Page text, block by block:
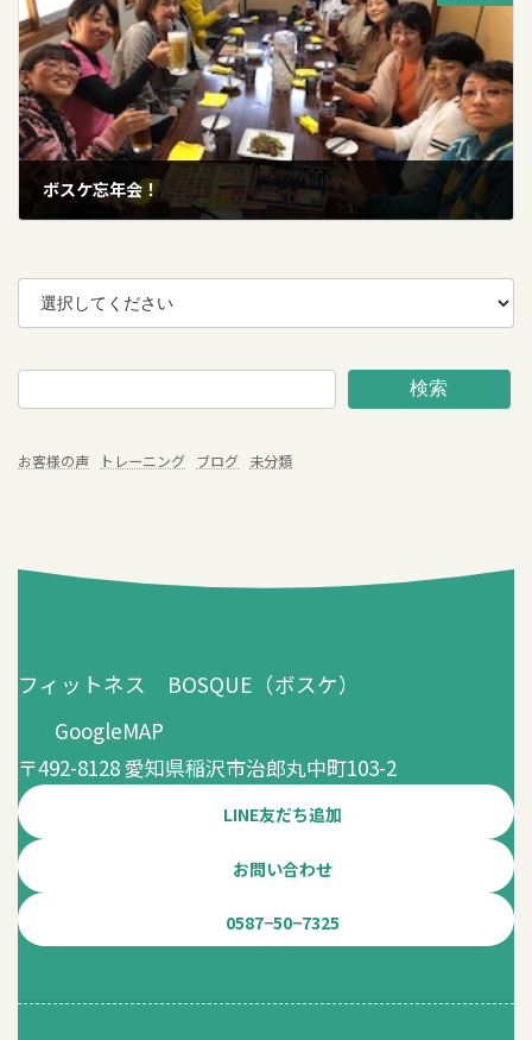
ボスケ忘年会！
検索
お客様の声 トレーニング ブログ 未分類
フィットネス BOSQUE（ボスケ）
GoogleMAP
〒492-8128 愛知県稲沢市治郎丸中町103-2
LINE友だち追加
お問い合わせ
0587−50−7325